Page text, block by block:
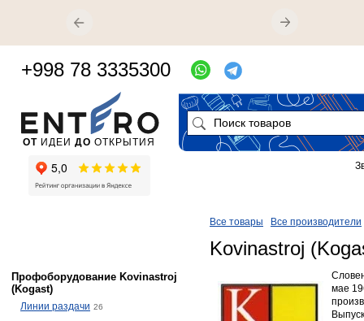
Все товары Все производители
Kovinastroj
мае
Профоборудование Kovinastroj
(Kogast)
Линии раздачи 26
ОТ ИДЕИ ДО ОТКРЫТИЯ
+998 78 3335300